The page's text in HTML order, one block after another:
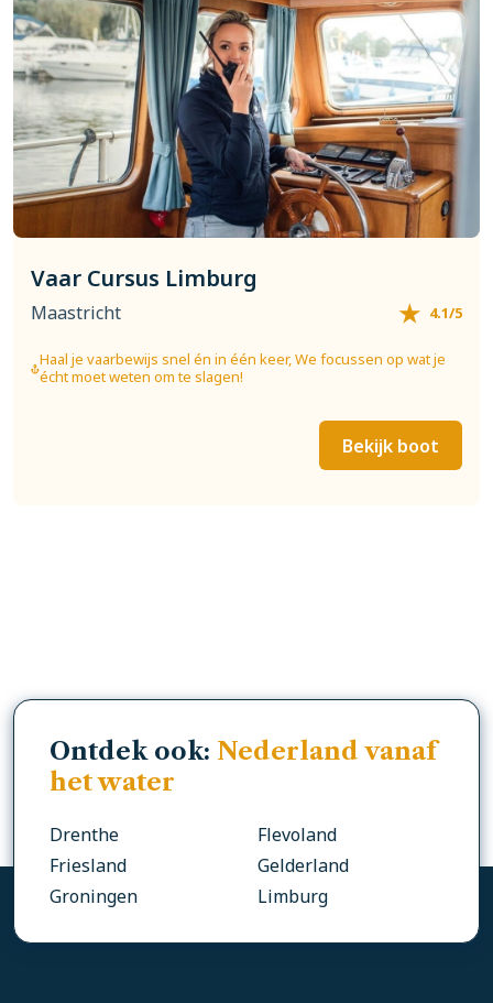
Vaar Cursus Limburg
Maastricht 4.1/5
Haal je vaarbewijs snel én in één keer, We focussen op wat je
écht moet weten om te slagen!
Bekijk boot
Ontdek ook: Nederland vanaf
het water
Drenthe
Flevoland
Friesland
Gelderland
Groningen
Limburg